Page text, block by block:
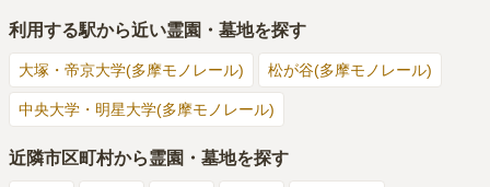
利用する駅から近い霊園・墓地を探す
大塚・帝京大学(多摩モノレール) 松が谷(多摩モノレール)
中央大学・明星大学(多摩モノレール)
近隣市区町村から霊園・墓地を探す